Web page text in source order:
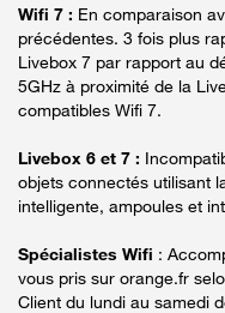
Wifi 7 : En comparaison
précédentes. 3 fois plus
Livebox 7 par rapport au
5GHz à proximité de la
compatibles Wifi 7.
Livebox 6 et 7 :
objets connectés utilisant
intelligente, ampoules et
Spécialistes Wifi :
vous pris sur orange.fr
Client du lundi au samedi